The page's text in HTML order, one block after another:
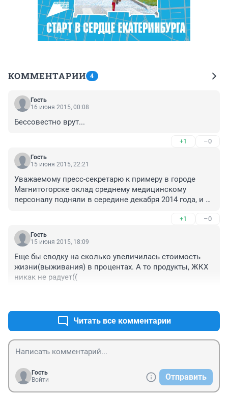
КОММЕНТАРИИ 4
Гость
16 июня 2015, 00:08
Бессовестно врут...
+1 –0
Гость
15 июня 2015, 22:21
Уважаемому пресс-секретарю к примеру в городе
Магнитогорске оклад среднему медицинскому
персоналу подняли в середине декабря 2014 года, и то
размышлению
+1 –0
Гость
15 июня 2015, 18:09
Еще бы сводку на сколько увеличилась стоимость
жизни(выживания) в процентах. А то продукты, ЖКХ
никак не радует((
Читать все комментарии
Гость
Войти
Отправить